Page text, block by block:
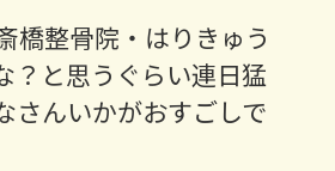
整骨院・はりきゅう
と思うぐらい連日猛
んいかがおすごしで